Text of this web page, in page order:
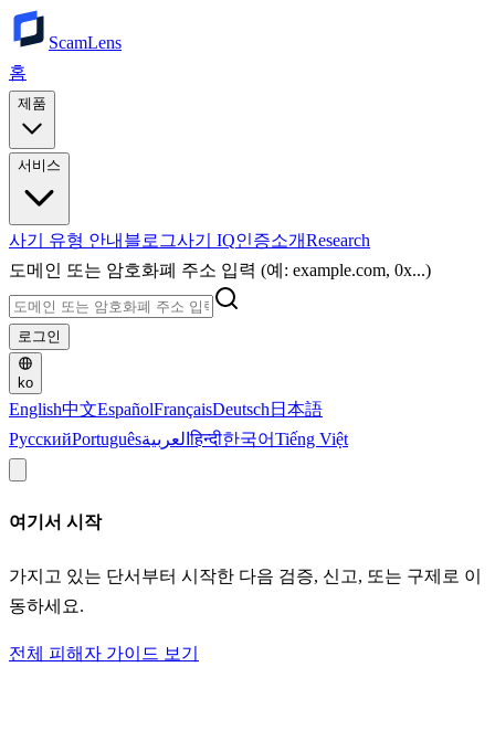
ScamLens
홈
제품
서비스
사기 유형 안내 블로그사기 IQ인증소개Research
도메인 또는 암호화폐 주소 입력 (예: example.com, 0x...)
로그인
ko
English中文EspañolFrançaisDeutsch 日本語
РусскийPortuguêsالعربيةहिन्दी한국어Tiếng Việt
여기서 시작
가지고 있는 단서부터 시작한 다음 검증, 신고, 또는 구제로 이
동하세요.
전체 피해자 가이드 보기